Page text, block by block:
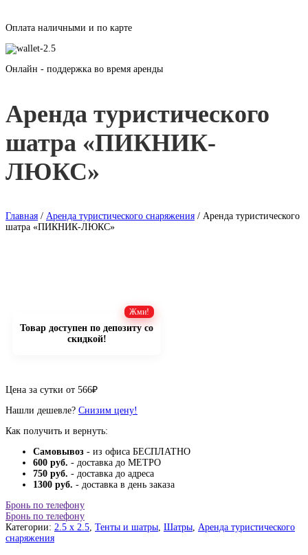
Оплата наличными и по карте
Онлайн - поддержка во время аренды
Аренда туристического
шатра «ПИКНИК-
ЛЮКС»
Главная / Аренда туристического снаряжения / Аренда туристического
шатра «ПИКНИК-ЛЮКС»
Товар доступен по депозиту со
скидкой!
Цена за сутки от 566₽
Нашли дешевле? Снизим цену!
Как получить и вернуть:
Самовывоз - из офиса БЕСПЛАТНО
600 руб. - доставка до МЕТРО
750 руб. - доставка до адреса
1300 руб. - доставка в день заказа
Бронь по телефону
Бронь по телефону
Категории: 2.5 x 2.5, Тенты и шатры, Шатры, Аренда туристического
снаряжения